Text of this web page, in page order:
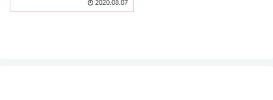
2020.08.07